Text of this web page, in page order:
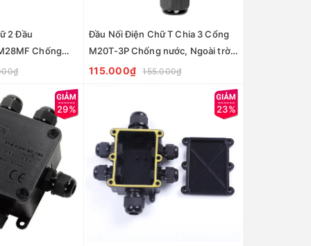
2 Đầu
Chống
- Linh kiện
Đầu Nối Điện Chữ T Chia 3 Cổng
M20T-3P Chống nước, Ngoài trời
IP68 - Linh kiện đèn led Zalaa
115.000₫ 155.000₫
29% 23%